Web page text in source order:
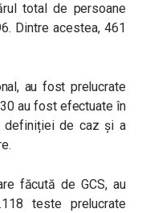
total de persoane
Dintre acestea, 461
au fost prelucrate
au fost efectuate în
definiției de caz și a
făcută de GCS, au
teste prelucrate